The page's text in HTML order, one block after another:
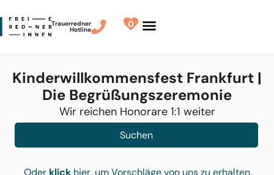
Trauerredner
Hotline
0
Kinderwillkommensfest Frankfurt |
Die Begrüßungszeremonie
Wir reichen Honorare 1:1 weiter
Suchen
Oder klick hier, um Vorschläge von uns zu erhalten